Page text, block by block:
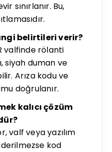
sınırlanır. Bu,
belirtileri verir?
valfinde rölanti
siyah duman ve
Arıza kodu ve
doğrulanır.
kalıcı çözüm
valf veya yazılım
kod